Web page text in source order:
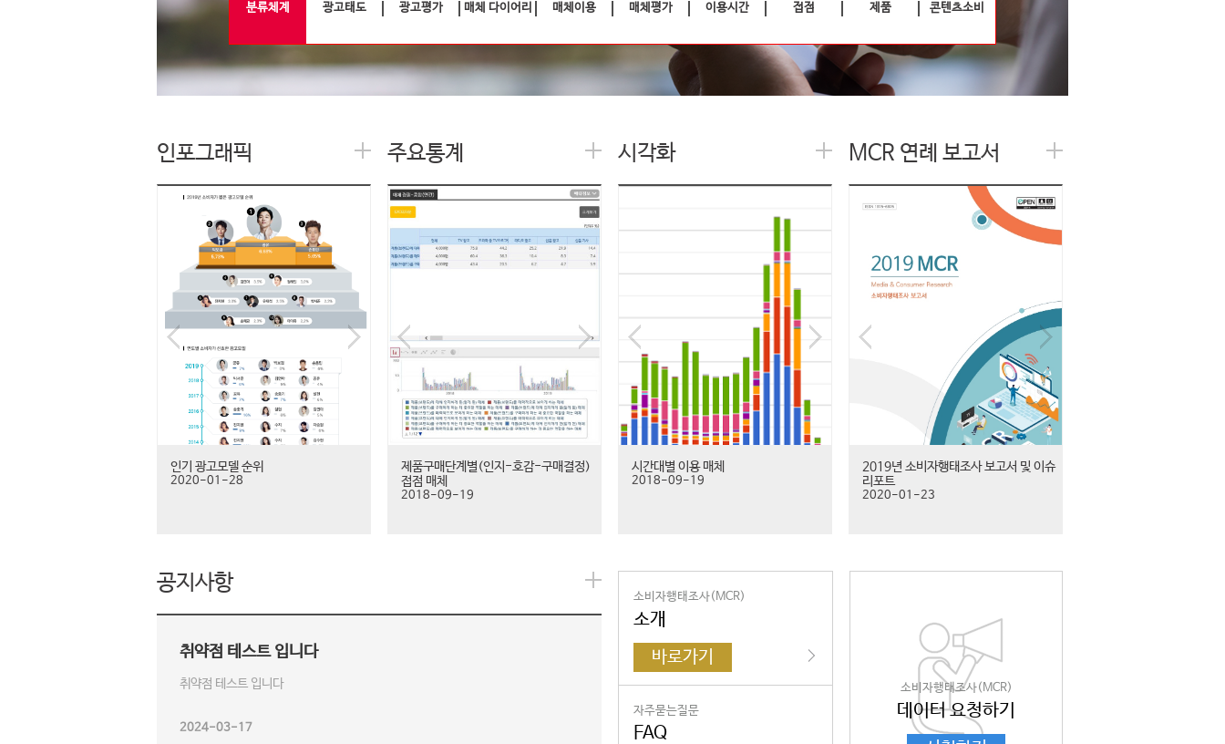
분류체계 광고태도 광고평가 매체 다이어리 매체이용 매체평가 이용시간 접점 제품 콘텐츠소비
인포그래픽
인기 광고모델 순위
2020-01-28
주요통계
제품구매단계별(인지-호감-구매결정)
접점 매체
2018-09-19
시각화
시간대별 이용 매체
2018-09-19
MCR 연례 보고서
2019년 소비자행태조사 보고서 및 이슈
리포트
2020-01-23
공지사항
취약점 테스트 입니다
취약점 테스트 입니다
2024-03-17
소비자행태조사(MCR)
소개
바로가기
자주묻는질문
FAQ
소비자행태조사(MCR)
데이터 요청하기
(월간 조사는 당초 보고서와 원시데이터